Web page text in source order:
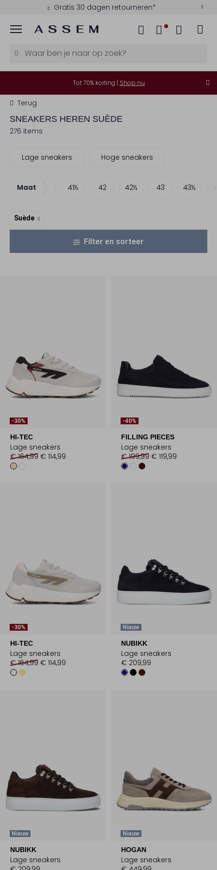
Kies zelf je bezorgmoment
Menu
Tot 70% korting | Shop nu
Terug
SNEAKERS HEREN SUÈDE
276 items
Lage sneakers Hoge sneakers
Maat
40½ 41½ 42 42½ 43 43½
Suède
Filter en sorteer
-30%
HI-TEC
Lage sneakers
€ 164,99 € 114,99
-40%
FILLING PIECES
Lage sneakers
€ 199,99 € 119,99
-30%
HI-TEC
Lage sneakers
€ 164,99 € 114,99
Nieuw
NUBIKK
Lage sneakers
€ 209,99
Nieuw
NUBIKK
Lage sneakers
Nieuw
HOGAN
Lage sneakers